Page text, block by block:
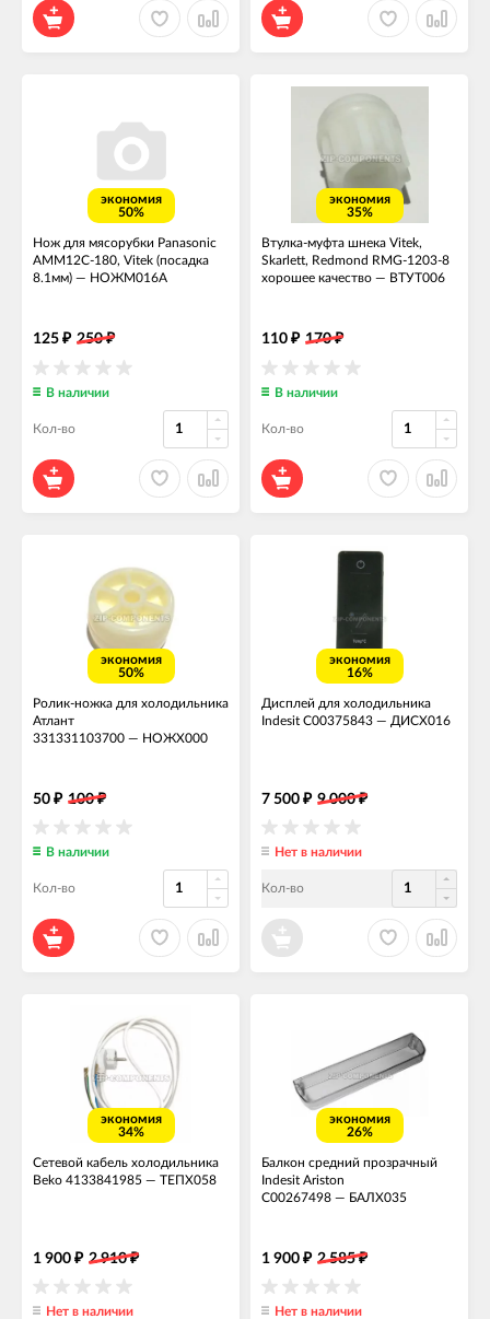
экономия
50%
Нож для мясорубки Panasonic
AMM12C-180, Vitek (посадка
8.1мм) — НОЖМ016А
125 ₽ 250₽
В наличии
Кол-во
экономия
35%
Втулка-муфта шнека Vitek,
Skarlett, Redmond RMG-1203-8
хорошее качество — ВТУТ006
110 ₽ 170₽
В наличии
Кол-во
экономия
50%
Ролик-ножка для холодильника
Атлант
331331103700 — НОЖХ000
50 ₽ 100₽
В наличии
Кол-во
экономия
16%
Дисплей для холодильника
Indesit C00375843 — ДИСХ016
7 500 ₽ 9 000₽
Нет в наличии
Кол-во
экономия
34%
Сетевой кабель холодильника
Beko 4133841985 — ТЕПХ058
1 900 ₽ 2 910₽
Нет в наличии
экономия
26%
Балкон средний прозрачный
Indesit Ariston
C00267498 — БАЛХ035
1 900 ₽ 2 585₽
Нет в наличии